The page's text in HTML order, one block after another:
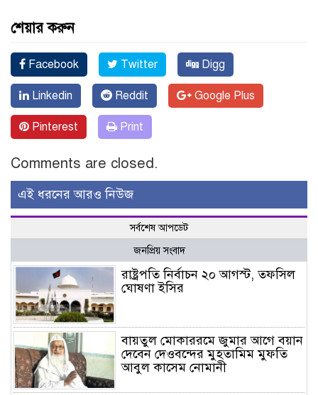
শেয়ার করুন
Facebook Twitter Digg
Linkedin Reddit Google Plus
Pinterest Print
Comments are closed.
এই ধরনের আরও নিউজ
সর্বশেষ আপডেট
জনপ্রিয় সংবাদ
রাষ্ট্রপতি নির্বাচন ২০ আগস্ট, তফসিল
ঘোষণা ইসির
বায়তুল মোকাররমে জুমার আগে বয়ান
দেবেন দেওবন্দের মুহতামিম মুফতি
আবুল কাসেম নোমানী